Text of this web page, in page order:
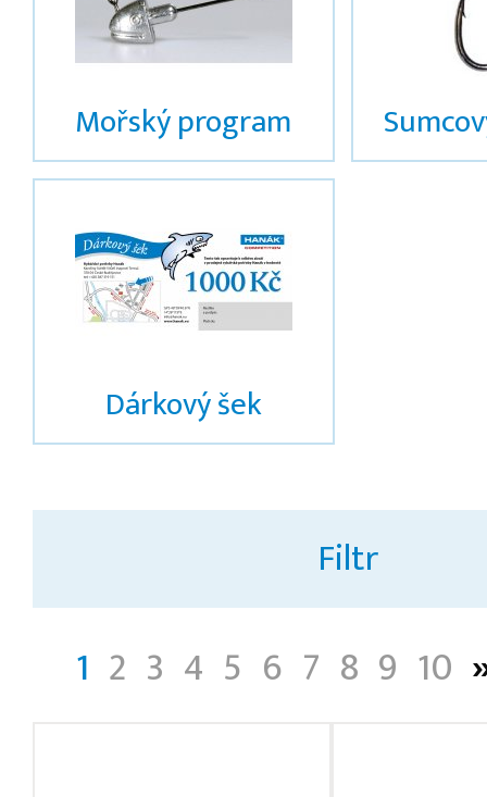
Mořský program
Dárkový šek
Filtr
1 2 3 4 5 6 7 8 9 10